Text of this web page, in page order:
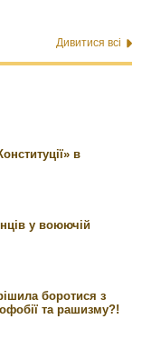
Дивитися всі
в
у воюючій
боротися з
та рашизму?!